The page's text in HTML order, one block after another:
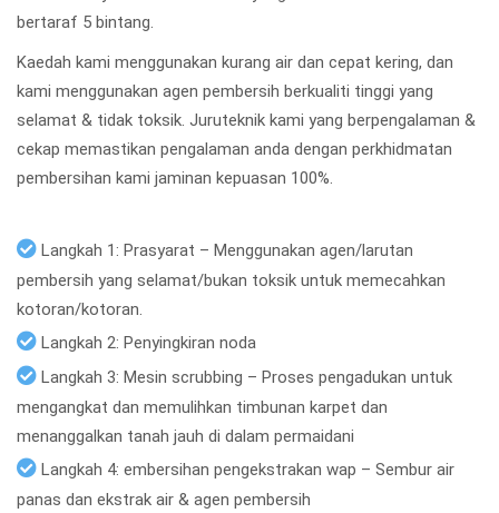
bertaraf 5 bintang.
Kaedah kami menggunakan kurang air dan cepat kering, dan
kami menggunakan agen pembersih berkualiti tinggi yang
selamat & tidak toksik. Juruteknik kami yang berpengalaman &
cekap memastikan pengalaman anda dengan perkhidmatan
pembersihan kami jaminan kepuasan 100%.
Langkah 1: Prasyarat – Menggunakan agen/larutan
pembersih yang selamat/bukan toksik untuk memecahkan
kotoran/kotoran.
Langkah 2: Penyingkiran noda
Langkah 3: Mesin scrubbing – Proses pengadukan untuk
mengangkat dan memulihkan timbunan karpet dan
menanggalkan tanah jauh di dalam permaidani
Langkah 4: embersihan pengekstrakan wap – Sembur air
panas dan ekstrak air & agen pembersih